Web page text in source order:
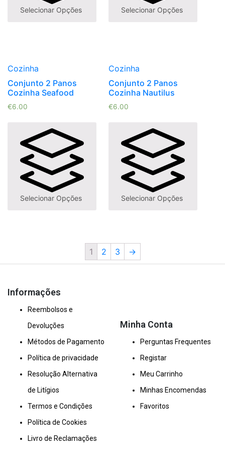
Selecionar Opções Selecionar Opções
Cozinha
Conjunto 2 Panos
Cozinha Seafood
€6.00
Selecionar Opções
Cozinha
Conjunto 2 Panos
Cozinha Nautilus
€6.00
Selecionar Opções
1 2 3 →
Informações
Reembolsos e
Devoluções
Métodos de Pagamento
Política de privacidade
Resolução Alternativa
de Litígios
Termos e Condições
Política de Cookies
Livro de Reclamações
Minha Conta
Perguntas Frequentes
Registar
Meu Carrinho
Minhas Encomendas
Favoritos